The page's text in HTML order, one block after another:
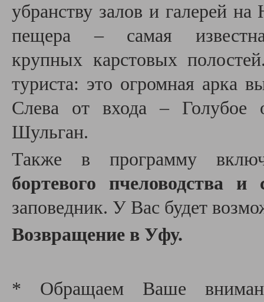
убранству залов и галерей
пещера – самая
крупных карстовых
туриста: это огромная арка
Слева от входа – Голубое
Шульган.
Также в программу
бортевого пчеловодства
заповедник. У Вас будет
Возвращение в Уфу.
* Обращаем Ваше